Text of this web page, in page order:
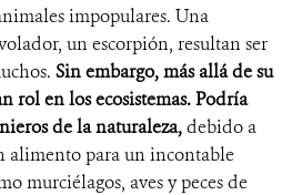
impopulares. Una
un escorpión, resultan ser
Sin embargo, más allá de su
rol en los ecosistemas. Podría
de la naturaleza,debido a
alimento para un incontable
murciélagos, aves y peces de